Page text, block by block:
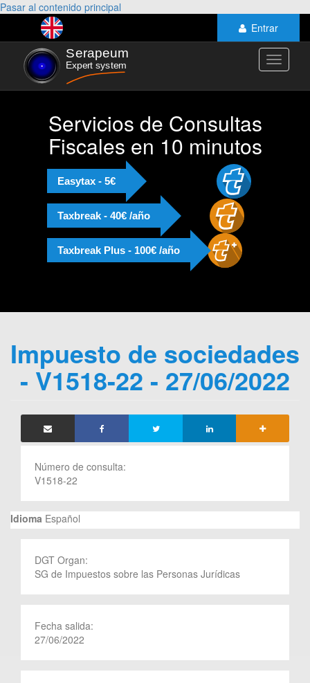
Pasar al contenido principal
Entrar
Toggle
Servicios de Consultas
Fiscales en 10 minutos
Easytax - 5€
Taxbreak - 40€ /año
Taxbreak Plus - 100€ /año
Impuesto de sociedades
- V1518-22 - 27/06/2022
Número de consulta:
V1518-22
Idioma Español
DGT Organ:
SG de Impuestos sobre las Personas Jurídicas
Fecha salida:
27/06/2022